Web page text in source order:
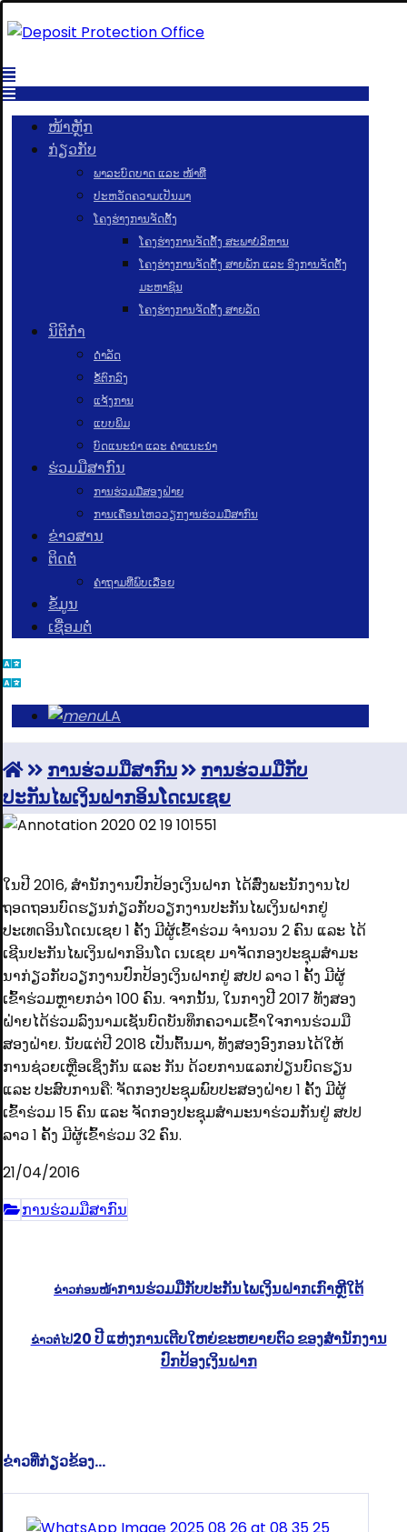
ໜ້າຫຼັກ
ກ່ຽວກັບ
ພາລະບົດບາດ ແລະ ໜ້າທີ່
ປະຫວັດຄວາມເປັນມາ
ໂຄງຮ່າງການຈັດຕັ້ງ
ໂຄງຮ່າງການຈັດຕັ້ງ ສະພາບໍລິຫານ
ໂຄງຮ່າງການຈັດຕັ້ງ ສາຍພັກ ແລະ ອົງການຈັດຕັ້ງ
ມະຫາຊົນ
ໂຄງຮ່າງການຈັດຕັ້ງ ສາຍລັດ
ນິຕິກຳ
ດຳລັດ
ຂໍ້ຕົກລົງ
ແຈ້ງການ
ແບບພິມ
ບົດແນະນໍາ ແລະ ຄໍາແນະນໍາ
ຮ່ວມມືສາກົນ
ການຮ່ວມມືສອງຝ່າຍ
ການເຄື່ອນໄຫວວຽກງານຮ່ວມມືສາກົນ
ຂ່າວສານ
ຕິດຕໍ່
ຄຳຖາມທີ່ພົບເລື່ອຍ
ຂໍ້ມູນ
ເຊື່ອມຕໍ່
LA
ການຮ່ວມມືສາກົນ
ການ​ຮ່ວມມື​ກັບ​
ປະກັນໄພ​ເງິນຝາກ​ອິນໂດ​ເນເຊຍ
ໃນປີ 2016, ສໍານັກງານປົກປ້ອງເງິນຝາກ ໄດ້ສົ່ງພະນັກງານໄປ
ຖອດຖອນບົດຮຽນກ່ຽວກັບວຽກງານປະກັນໄພເງິນຝາກຢູ່
ປະເທດອິນໂດເນເຊຍ 1 ຄັ້ງ ມີຜູ້ເຂົ້າຮ່ວມ ຈໍານວນ 2 ຄົນ ແລະ ໄດ້
ເຊີນປະກັນໄພເງິນຝາກອິນໂດ ເນເຊຍ ມາຈັດກອງປະຊຸມສໍາມະ
ນາກ່ຽວກັບວຽກງານປົກປ້ອງເງິນຝາກຢູ່ ສປປ ລາວ 1 ຄັ້ງ ມີຜູ້
ເຂົ້າຮ່ວມຫຼາຍກວ່າ 100 ຄົນ. ຈາກນັ້ນ, ໃນກາງປີ 2017 ທັງສອງ
ຝ່າຍໄດ້ຮ່ວມລົງນາມເຊັນບົດບັນທຶກຄວາມເຂົ້າໃຈການຮ່ວມມື
ສອງຝ່າຍ. ນັບແຕ່ປີ 2018 ເປັນຕົ້ນມາ, ທັງສອງອົງກອນໄດ້ໃຫ້
ການຊ່ວຍເຫຼືອເຊິ່ງກັນ ແລະ ກັນ ດ້ວຍການແລກປ່ຽນບົດຮຽນ
ແລະ ປະສົບການຄື: ຈັດກອງປະຊຸມພົບປະສອງຝ່າຍ 1 ຄັ້ງ ມີຜູ້
ເຂົ້າຮ່ວມ 15 ຄົນ ແລະ ຈັດກອງປະຊຸມສໍາມະນາຮ່ວມກັນຢູ່ ສປປ
ລາວ 1 ຄັ້ງ ມີຜູ້ເຂົ້າຮ່ວມ 32 ຄົນ.
21/04/2016
ການຮ່ວມມືສາກົນ
ຂ່າວກ່ອນໜ້າການ​ຮ່ວມມື​ກັບ​ປະກັນໄພ​ເງິນຝາກ​ເກົາຫຼີໃຕ້
ຂ່າວຕໍ່ໄປ20 ປີ ແຫ່ງການເຕີບໃຫຍ່ຂະຫຍາຍຕົວ ຂອງສຳນັກງານ
ປົກປ້ອງເງິນຝາກ
ຂ່າວທີ່ກ່ຽວຂ້ອງ...